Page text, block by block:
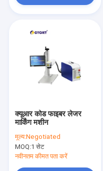
क्यूआर कोड फाइबर लेजर
मार्किंग मशीन
मूल्य:Negotiated
MOQ:1 सेट
नवीनतम कीमत पता करें